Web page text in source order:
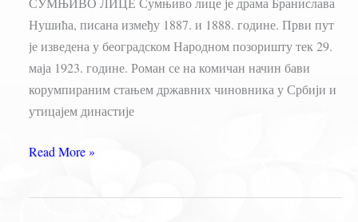
Нушића, писана између 1887. и 1888. године. Први пут
је изведена у београдском Народном позоришту тек 29.
маја 1923. године. Роман се на комичан начин бави
корумпираним стањем државних чиновника у Србији и
утицајем династије
СУМЊИВО
–
Read More »